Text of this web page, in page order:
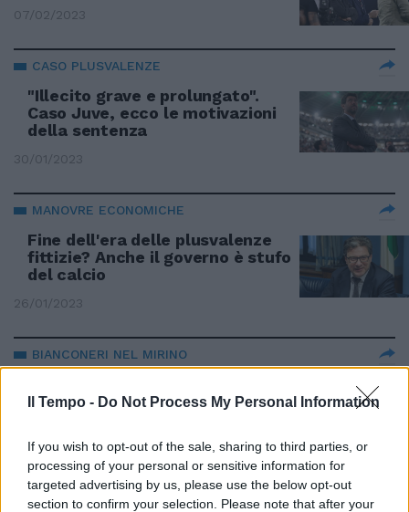
Il Tempo - Do Not Process My Personal Information
If you wish to opt-out of the sale, sharing to third parties, or
processing of your personal or sensitive information for
targeted advertising by us, please use the below opt-out
section to confirm your selection. Please note that after your
07/02/2023
CASO PLUSVALENZE
"Illecito grave e prolungato".
Caso Juve, ecco le motivazioni
della sentenza
30/01/2023
MANOVRE ECONOMICHE
Fine dell'era delle plusvalenze
fittizie? Anche il governo è stufo
del calcio
26/01/2023
BIANCONERI NEL MIRINO
penalizzazioni". La profezia sul
23/01/2023
CASO PLUSVALENZE